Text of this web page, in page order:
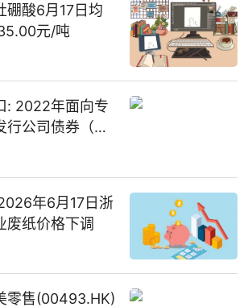
硼酸6月17日均
元/吨
: 2022年面向专
行公司债券（第
2026年付息公
年6月17日浙
废纸价格下调
零售(00493.HK)